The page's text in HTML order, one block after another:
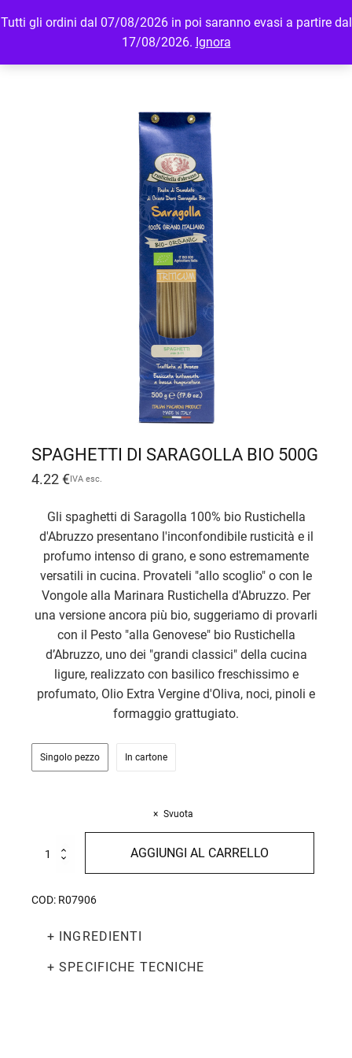
Tutti gli ordini dal 07/08/2026 in poi saranno evasi a partire dal
17/08/2026. Ignora
MENU LOGIN
SPAGHETTI DI SARAGOLLA BIO 500G
4.22€IVA esc.
Gli spaghetti di Saragolla 100% bio Rustichella
d'Abruzzo presentano l'inconfondibile rusticità e il
profumo intenso di grano, e sono estremamente
versatili in cucina. Provateli "allo scoglio" o con le
Vongole alla Marinara Rustichella d'Abruzzo. Per
una versione ancora più bio, suggeriamo di provarli
con il Pesto "alla Genovese" bio Rustichella
d’Abruzzo, uno dei "grandi classici" della cucina
ligure, realizzato con basilico freschissimo e
profumato, Olio Extra Vergine d'Oliva, noci, pinoli e
formaggio grattugiato.
Singolo pezzo In cartone
Svuota
500g
AGGIUNGI AL CARRELLO
COD: R07906
+ INGREDIENTI
+ SPECIFICHE TECNICHE